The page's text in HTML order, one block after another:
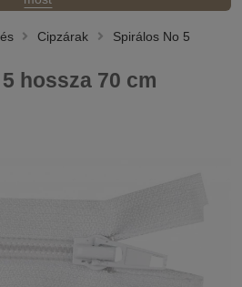
Cipzárak Spirálos No 5
hossza 70 cm